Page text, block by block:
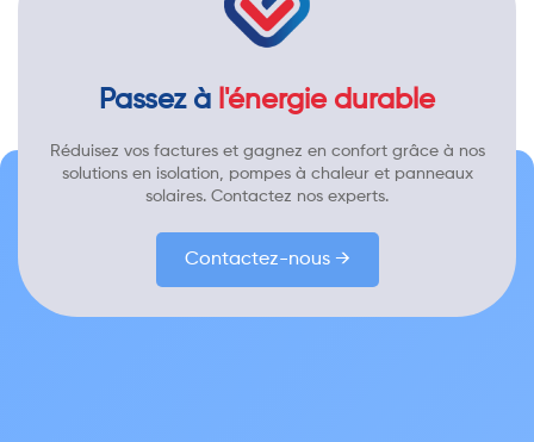
Passez à l'énergie durable
Réduisez vos factures et gagnez en confort grâce à nos
solutions en isolation, pompes à chaleur et panneaux
solaires. Contactez nos experts.
Contactez-nous →